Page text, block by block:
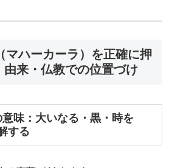
マハーカーラ）を正確に押
由来・仏教での位置づけ
味：大いなる・黒・時を
する